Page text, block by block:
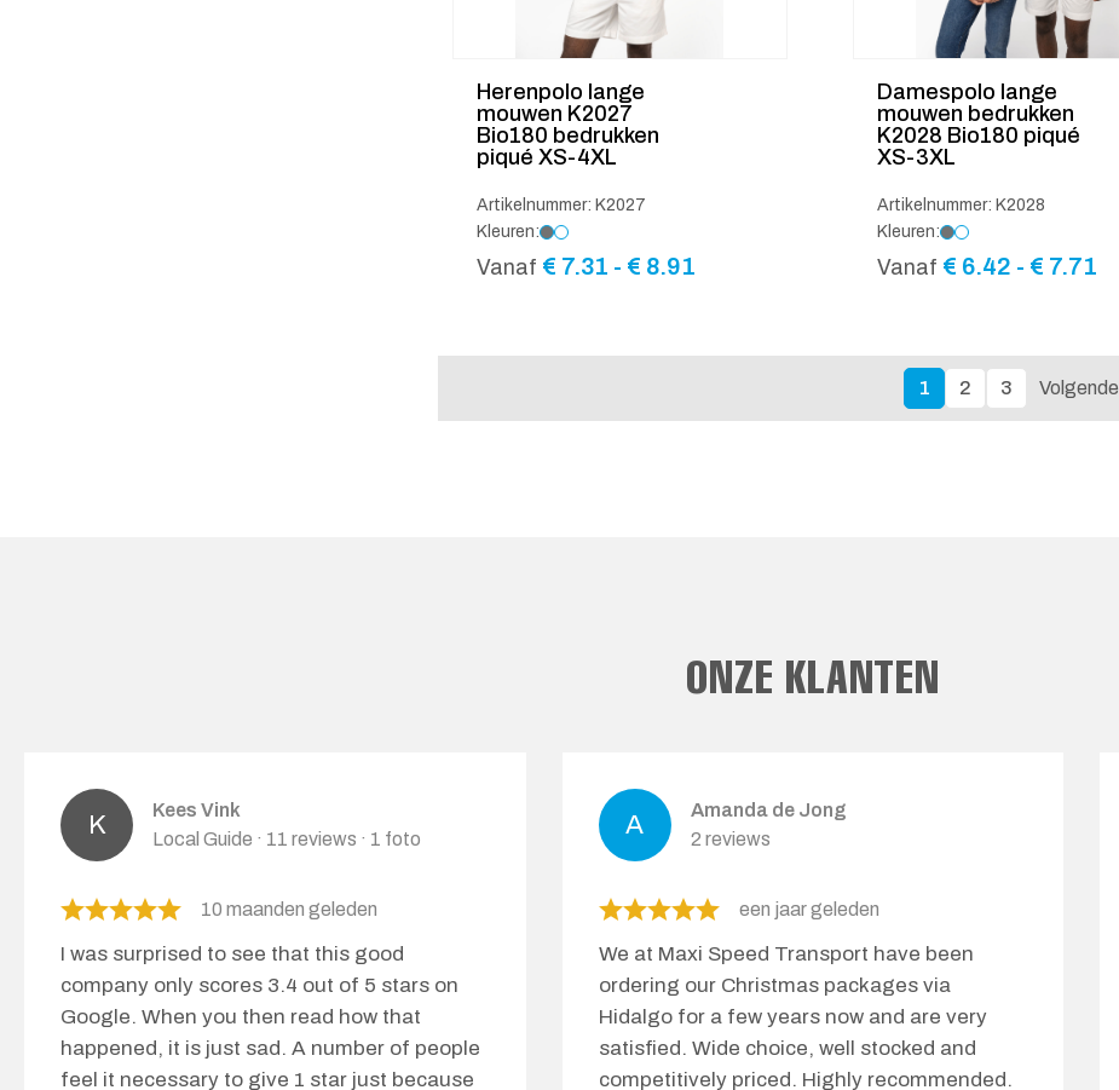
Herenpolo lange
mouwen K2027
Bio180 bedrukken
piqué XS-4XL
Artikelnummer: K2027
Kleuren:
Vanaf € 7.31 - € 8.91
Damespolo lange
mouwen bedrukken
K2028 Bio180 piqué
XS-3XL
Artikelnummer: K2028
Kleuren:
Vanaf € 6.42 - € 7.71
1 2 3 Volgende
ONZE KLANTEN
Kees Vink
Local Guide · 11 reviews · 1 foto
10 maanden geleden
I was surprised to see that this good
company only scores 3.4 out of 5 stars on
Google. When you then read how that
happened, it is just sad. A number of people
feel it necessary to give 1 star just because
Amanda de Jong
2 reviews
een jaar geleden
We at Maxi Speed ​​Transport have been
ordering our Christmas packages via
Hidalgo for a few years now and are very
satisfied. Wide choice, well stocked and
competitively priced. Highly recommended.